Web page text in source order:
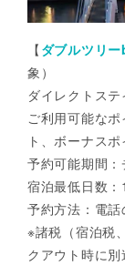
【 ダブルツリ
象）
ダイレクトス
ご利用可能な
ト、ボーナスポ
予約可能期間
宿泊最低日数：
予約方法：電話
※諸税（宿泊税
クアウト時に